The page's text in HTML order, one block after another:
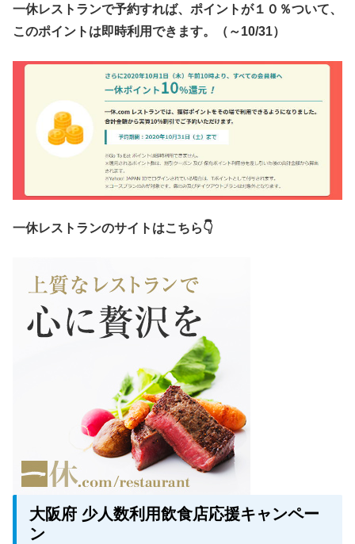
一休レストランで予約すれば、ポイントが１０％ついて、
このポイントは即時利用できます。（～10/31）
一休レストランのサイトはこちら👇
大阪府 少人数利用飲食店応援キャンペー
ン